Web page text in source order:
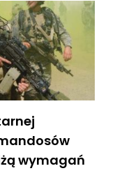
wymagań